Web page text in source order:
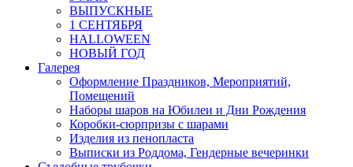
ВЫПУСКНЫЕ
1 СЕНТЯБРЯ
HALLOWEEN
НОВЫЙ ГОД
Галерея
Оформление Праздников, Мероприятий,
Помещений
Наборы шаров на Юбилеи и Дни Рождения
Коробки-сюрпризы с шарами
Изделия из пенопласта
Выписки из Роддома, Гендерные вечеринки